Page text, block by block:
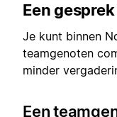
Een
Je kunt binnen
teamgenoten
minder
Een